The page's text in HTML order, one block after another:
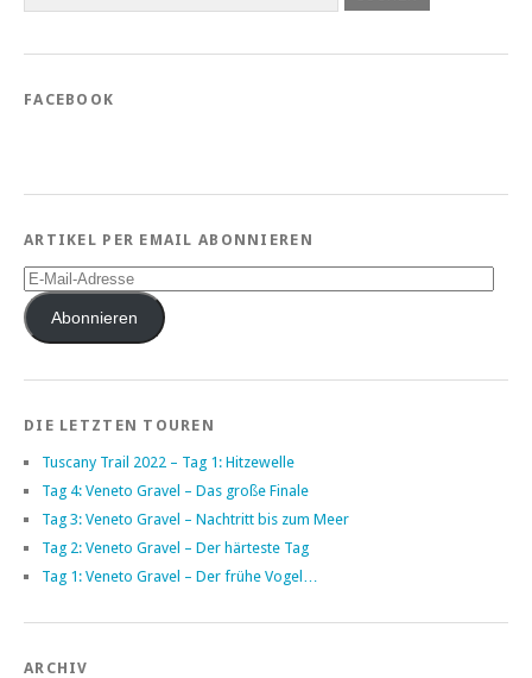
FACEBOOK
ARTIKEL PER EMAIL ABONNIEREN
E-
Mail-
AdresseAbonnieren
DIE LETZTEN TOUREN
Tuscany Trail 2022 – Tag 1: Hitzewelle
Tag 4: Veneto Gravel – Das große Finale
Tag 3: Veneto Gravel – Nachtritt bis zum Meer
Tag 2: Veneto Gravel – Der härteste Tag
Tag 1: Veneto Gravel – Der frühe Vogel…
ARCHIV